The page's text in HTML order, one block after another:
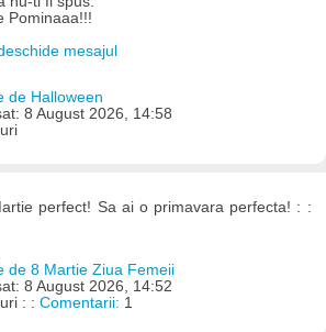
Pominaaa!!!
mesajul
de Halloween
8 August 2026, 14:58
perfect! Sa ai o primavara perfecta! : :
de 8 Martie Ziua Femeii
8 August 2026, 14:52
: : Comentarii: 1